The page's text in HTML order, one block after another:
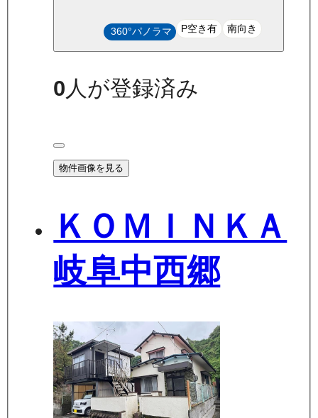
360°パノラマ P空き有 南向き
0人が登録済み
物件画像を見る
ＫＯＭＩＮＫＡ
岐阜中西郷